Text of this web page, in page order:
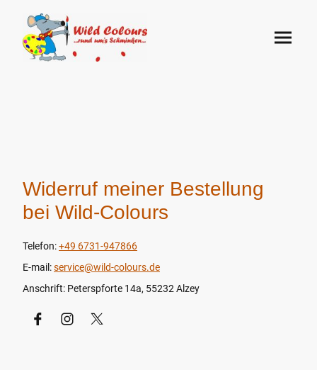
Widerruf meiner Bestellung
bei Wild-Colours
Telefon:+49 6731-947866
E-mail:service@wild-colours.de
Anschrift: Peterspforte 14a, 55232 Alzey